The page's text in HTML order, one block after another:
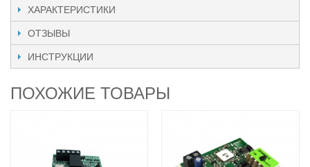
ХАРАКТЕРИСТИКИ
ОТЗЫВЫ
ИНСТРУКЦИИ
ПОХОЖИЕ ТОВАРЫ